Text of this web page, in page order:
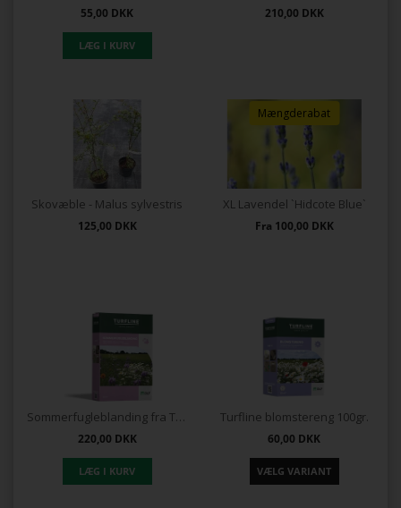
55,00 DKK 210,00 DKK
Skovæble - Malus sylvestris
125,00 DKK
Mængderabat
XL Lavendel `Hidcote Blue`
Fra 100,00 DKK
Sommerfugleblanding fra Turfline
220,00 DKK
Turfline blomstereng 100gr.
60,00 DKK